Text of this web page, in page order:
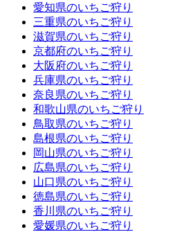
愛知県のいちご狩り
三重県のいちご狩り
滋賀県のいちご狩り
京都府のいちご狩り
大阪府のいちご狩り
兵庫県のいちご狩り
奈良県のいちご狩り
和歌山県のいちご狩り
鳥取県のいちご狩り
島根県のいちご狩り
岡山県のいちご狩り
広島県のいちご狩り
山口県のいちご狩り
徳島県のいちご狩り
香川県のいちご狩り
愛媛県のいちご狩り